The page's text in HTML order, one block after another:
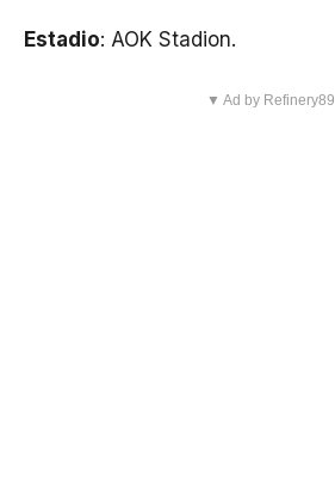
Estadio: AOK Stadion.
▼ Ad by Refinery89